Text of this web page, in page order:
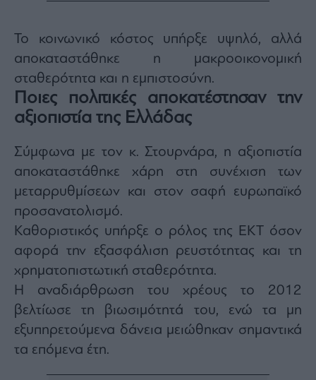
Το κοινωνικό κόστος υπήρξε υψηλό, αλλά
αποκαταστάθηκε η μακροοικονομική
σταθερότητα και η εμπιστοσύνη.
Ποιες πολιτικές αποκατέστησαν την
αξιοπιστία της Ελλάδας
Σύμφωνα με τον κ. Στουρνάρα, η αξιοπιστία
αποκαταστάθηκε χάρη στη συνέχιση των
μεταρρυθμίσεων και στον σαφή ευρωπαϊκό
προσανατολισμό.
Καθοριστικός υπήρξε ο ρόλος της ΕΚΤ όσον
αφορά την εξασφάλιση ρευστότητας και τη
χρηματοπιστωτική σταθερότητα.
Η αναδιάρθρωση του χρέους το 2012
βελτίωσε τη βιωσιμότητά του, ενώ τα μη
εξυπηρετούμενα δάνεια μειώθηκαν σημαντικά
τα επόμενα έτη.